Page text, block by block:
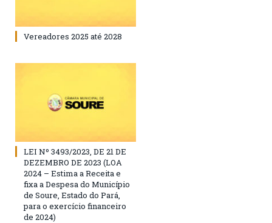
Vereadores 2025 até 2028
LEI Nº 3493/2023, DE 21 DE
DEZEMBRO DE 2023 (LOA
2024 – Estima a Receita e
fixa a Despesa do Município
de Soure, Estado do Pará,
para o exercício financeiro
de 2024)